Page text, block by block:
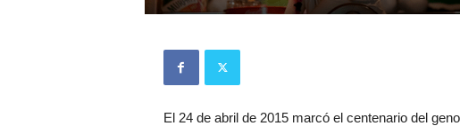
El 24 de abril de 2015 marcó el centenario del